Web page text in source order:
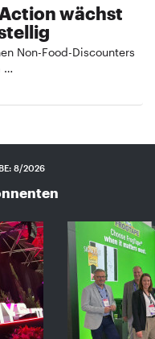
wächst
Non-Food-Discounters
…
8/2026